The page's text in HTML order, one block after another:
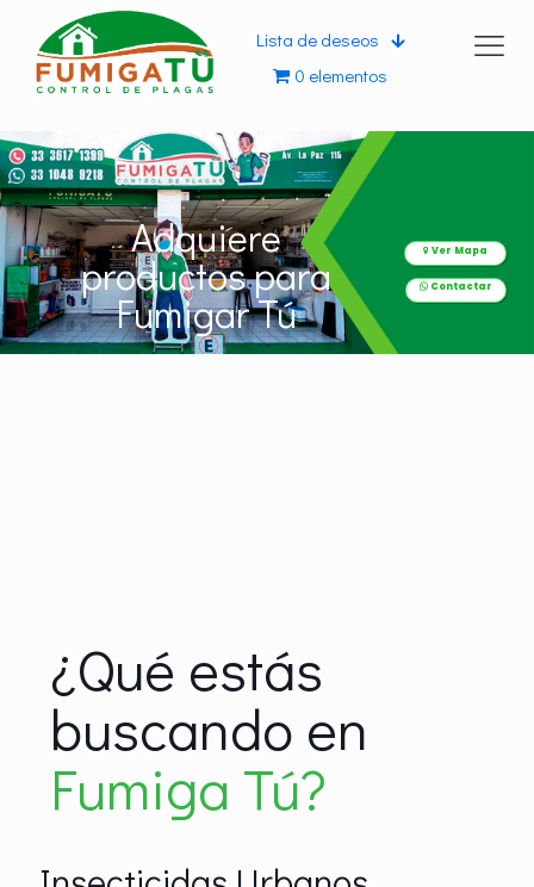
Lista de deseos
0 elementos
Adquiere
productos para
Fumigar Tú
Contactar
Ver Mapa
¿Qué estás
buscando en
Fumiga Tú?